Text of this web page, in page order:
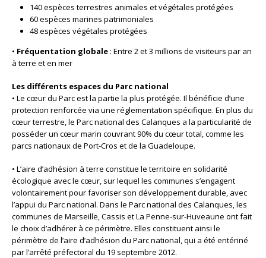
140 espèces terrestres animales et végétales protégées
60 espèces marines patrimoniales
48 espèces végétales protégées
• Fréquentation globale : Entre 2 et 3 millions de visiteurs par an
à terre et en mer
Les différents espaces du Parc national
• Le cœur du Parc est la partie la plus protégée. Il bénéficie d’une
protection renforcée via une réglementation spécifique. En plus du
cœur terrestre, le Parc national des Calanques a la particularité de
posséder un cœur marin couvrant 90% du cœur total, comme les
parcs nationaux de Port-Cros et de la Guadeloupe.
• L’aire d’adhésion à terre constitue le territoire en solidarité
écologique avec le cœur, sur lequel les communes s’engagent
volontairement pour favoriser son développement durable, avec
l’appui du Parc national. Dans le Parc national des Calanques, les
communes de Marseille, Cassis et La Penne-sur-Huveaune ont fait
le choix d’adhérer à ce périmètre. Elles constituent ainsi le
périmètre de l’aire d’adhésion du Parc national, qui a été entériné
par l’arrêté préfectoral du 19 septembre 2012.